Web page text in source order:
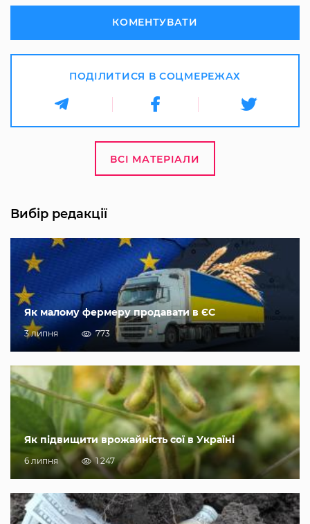
КОМЕНТУВАТИ
ПОДІЛИТИСЯ В СОЦМЕРЕЖАХ
ВСІ МАТЕРІАЛИ
Вибір редакції
Як малому фермеру продавати в ЄС
3 липня 773
Як підвищити врожайність сої в Україні
6 липня 1 247